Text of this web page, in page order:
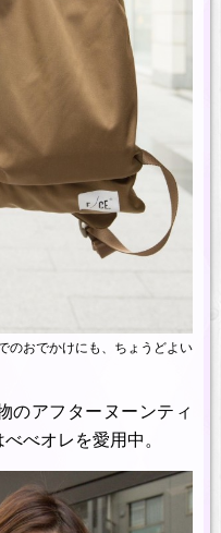
のおでかけにも、ちょうどよい
のアフターヌーンティ
べオレを愛用中。